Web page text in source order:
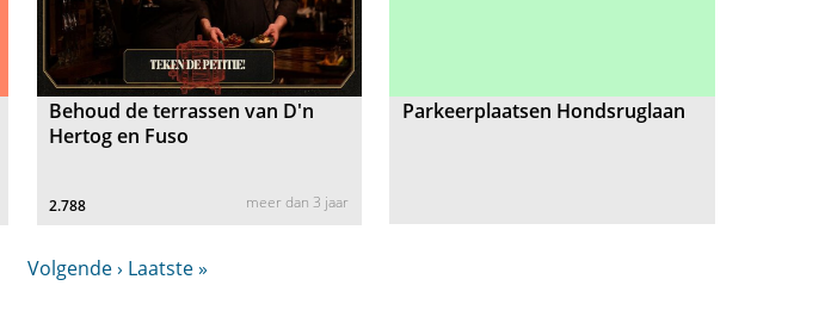
Behoud de terrassen van D'n
Hertog en Fuso
2.788 meer dan 3 jaar
Parkeerplaatsen Hondsruglaan
Volgende › Laatste »